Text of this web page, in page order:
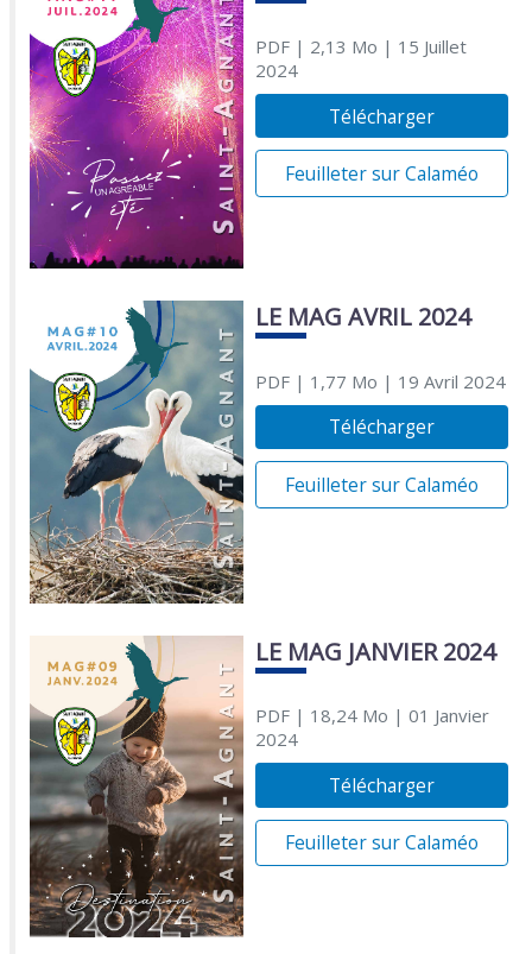
PDF| 2,13 Mo | 15 Juillet
2024
Télécharger
Feuilleter sur Calaméo
LE MAG AVRIL 2024
PDF| 1,77 Mo | 19 Avril 2024
Télécharger
Feuilleter sur Calaméo
LE MAG JANVIER 2024
PDF| 18,24 Mo | 01 Janvier
2024
Télécharger
Feuilleter sur Calaméo